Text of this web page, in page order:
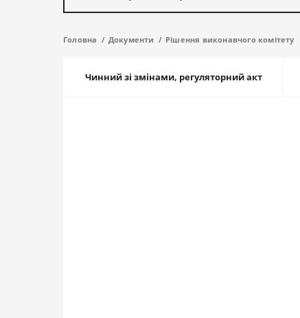
Знайти
Головна Документи Рішення виконавчого комітету
Чинний зі змінами, регуляторний акт